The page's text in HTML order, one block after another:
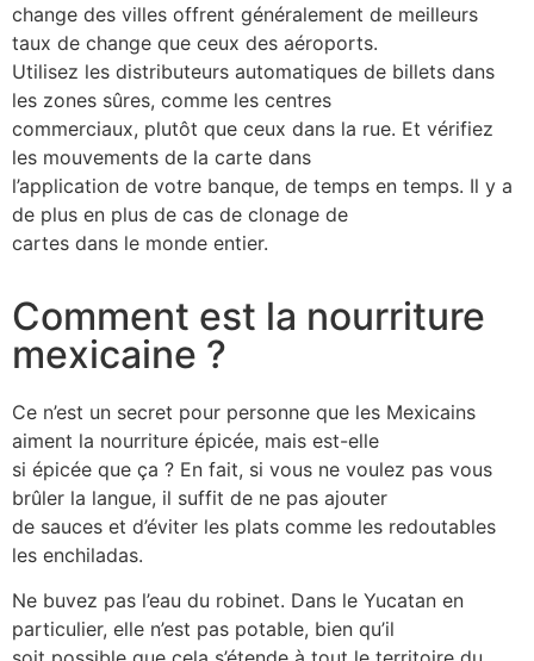
change des villes offrent généralement de meilleurs
taux de change que ceux des aéroports.
Utilisez les distributeurs automatiques de billets dans
les zones sûres, comme les centres
commerciaux, plutôt que ceux dans la rue. Et vérifiez
les mouvements de la carte dans
l’application de votre banque, de temps en temps. Il y a
de plus en plus de cas de clonage de
cartes dans le monde entier.
Comment est la nourriture
mexicaine ?
Ce n’est un secret pour personne que les Mexicains
aiment la nourriture épicée, mais est-elle
si épicée que ça ? En fait, si vous ne voulez pas vous
brûler la langue, il suffit de ne pas ajouter
de sauces et d’éviter les plats comme les redoutables
les enchiladas.
Ne buvez pas l’eau du robinet. Dans le Yucatan en
particulier, elle n’est pas potable, bien qu’il